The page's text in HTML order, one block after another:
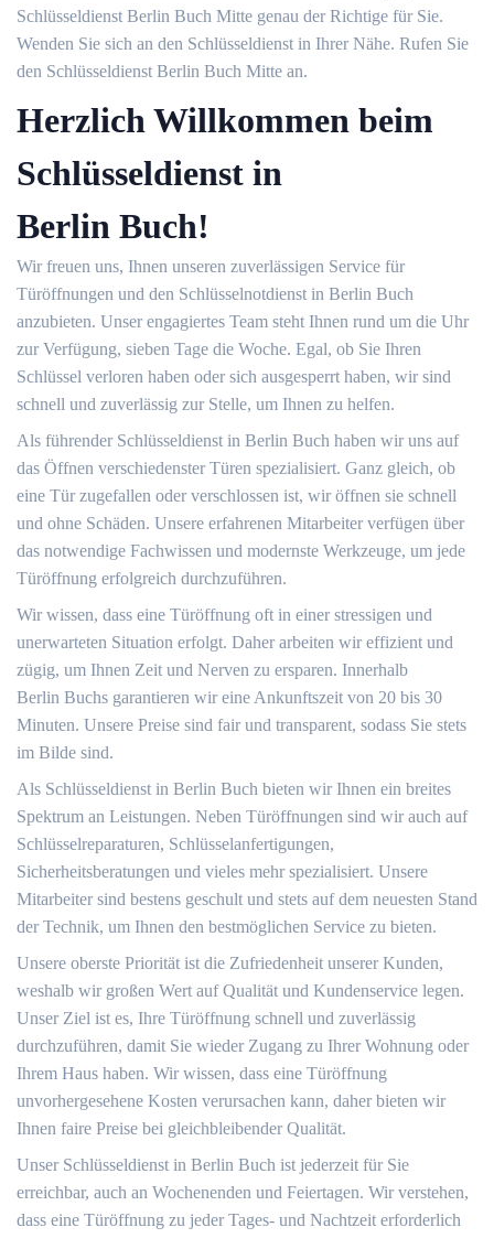
Schlüsseldienst Berlin Buch Mitte genau der Richtige für Sie.
Wenden Sie sich an den Schlüsseldienst in Ihrer Nähe. Rufen Sie
den Schlüsseldienst Berlin Buch Mitte an.
Herzlich Willkommen beim
Schlüsseldienst in
Berlin Buch!
Wir freuen uns, Ihnen unseren zuverlässigen Service für
Türöffnungen und den Schlüsselnotdienst in Berlin Buch
anzubieten. Unser engagiertes Team steht Ihnen rund um die Uhr
zur Verfügung, sieben Tage die Woche. Egal, ob Sie Ihren
Schlüssel verloren haben oder sich ausgesperrt haben, wir sind
schnell und zuverlässig zur Stelle, um Ihnen zu helfen.
Als führender Schlüsseldienst in Berlin Buch haben wir uns auf
das Öffnen verschiedenster Türen spezialisiert. Ganz gleich, ob
eine Tür zugefallen oder verschlossen ist, wir öffnen sie schnell
und ohne Schäden. Unsere erfahrenen Mitarbeiter verfügen über
das notwendige Fachwissen und modernste Werkzeuge, um jede
Türöffnung erfolgreich durchzuführen.
Wir wissen, dass eine Türöffnung oft in einer stressigen und
unerwarteten Situation erfolgt. Daher arbeiten wir effizient und
zügig, um Ihnen Zeit und Nerven zu ersparen. Innerhalb
Berlin Buchs garantieren wir eine Ankunftszeit von 20 bis 30
Minuten. Unsere Preise sind fair und transparent, sodass Sie stets
im Bilde sind.
Als Schlüsseldienst in Berlin Buch bieten wir Ihnen ein breites
Spektrum an Leistungen. Neben Türöffnungen sind wir auch auf
Schlüsselreparaturen, Schlüsselanfertigungen,
Sicherheitsberatungen und vieles mehr spezialisiert. Unsere
Mitarbeiter sind bestens geschult und stets auf dem neuesten Stand
der Technik, um Ihnen den bestmöglichen Service zu bieten.
Unsere oberste Priorität ist die Zufriedenheit unserer Kunden,
weshalb wir großen Wert auf Qualität und Kundenservice legen.
Unser Ziel ist es, Ihre Türöffnung schnell und zuverlässig
durchzuführen, damit Sie wieder Zugang zu Ihrer Wohnung oder
Ihrem Haus haben. Wir wissen, dass eine Türöffnung
unvorhergesehene Kosten verursachen kann, daher bieten wir
Ihnen faire Preise bei gleichbleibender Qualität.
Unser Schlüsseldienst in Berlin Buch ist jederzeit für Sie
erreichbar, auch an Wochenenden und Feiertagen. Wir verstehen,
dass eine Türöffnung zu jeder Tages- und Nachtzeit erforderlich